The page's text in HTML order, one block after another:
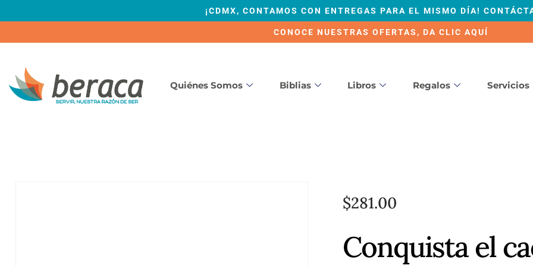
¡CDMX, CONTAMOS CON ENTREGAS PARA EL MISMO DÍA!
CONOCE NUESTRAS OFERTAS, DA CLIC AQUÍ
Quiénes Somos Biblias Libros Regalos Servicios
$281.00
Conquista el